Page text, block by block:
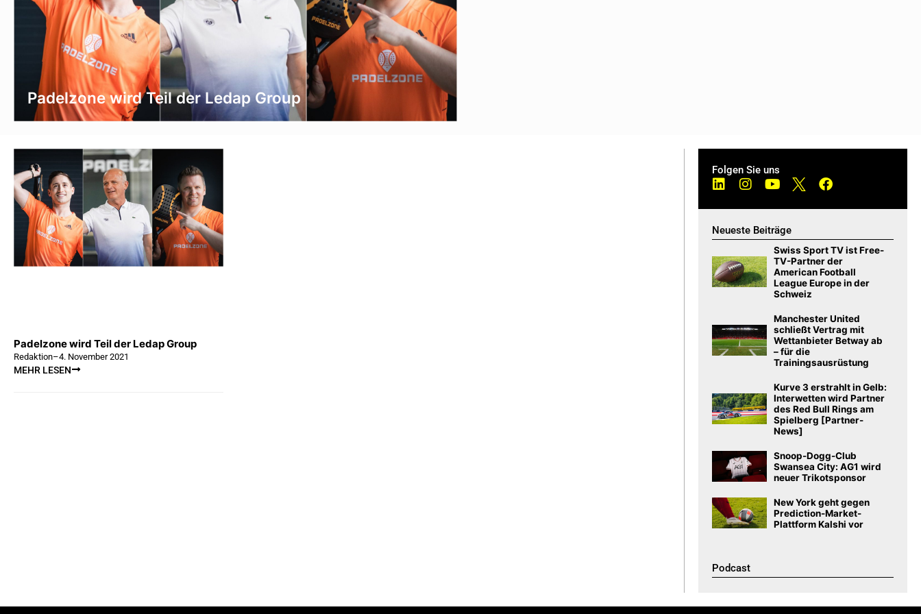
Padelzone wird Teil der Ledap Group
Padelzone wird Teil der Ledap Group
Redaktion–4. November 2021
MEHR LESEN
Folgen Sie uns
Neueste Beiträge
Swiss Sport TV ist Free-
TV-Partner der
American Football
League Europe in der
Schweiz
Manchester United
schließt Vertrag mit
Wettanbieter Betway ab
– für die
Trainingsausrüstung
Kurve 3 erstrahlt in Gelb:
Interwetten wird Partner
des Red Bull Rings am
Spielberg [Partner-
News]
Snoop-Dogg-Club
Swansea City: AG1 wird
neuer Trikotsponsor
New York geht gegen
Prediction-Market-
Plattform Kalshi vor
Podcast​